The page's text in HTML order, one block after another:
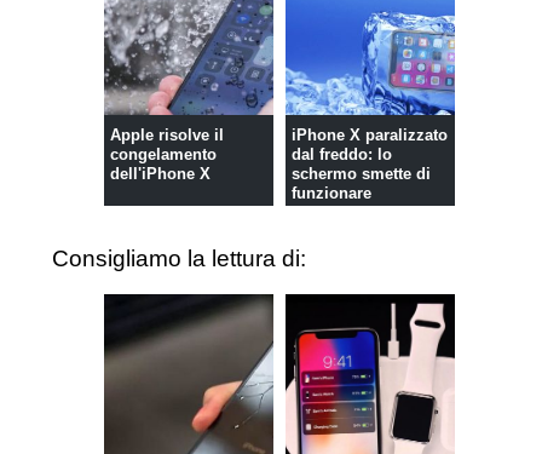
Apple risolve il
congelamento
dell'iPhone X
iPhone X paralizzato
dal freddo: lo
schermo smette di
funzionare
Consigliamo la lettura di: